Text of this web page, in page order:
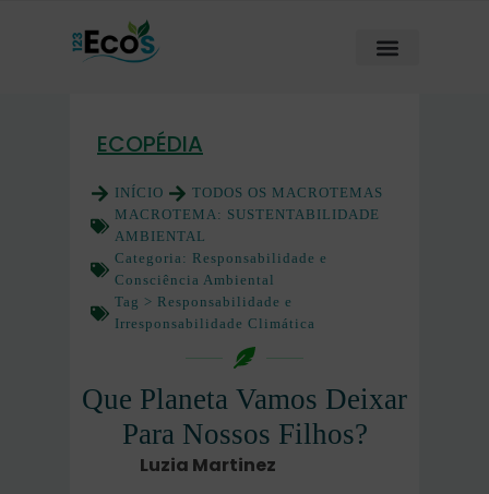
ECOPÉDIA
INÍCIO
TODOS OS MACROTEMAS
MACROTEMA: SUSTENTABILIDADE
AMBIENTAL
Categoria: Responsabilidade e
Consciência Ambiental
Tag > Responsabilidade e
Irresponsabilidade Climática
Que Planeta Vamos Deixar
Para Nossos Filhos?
Luzia Martinez